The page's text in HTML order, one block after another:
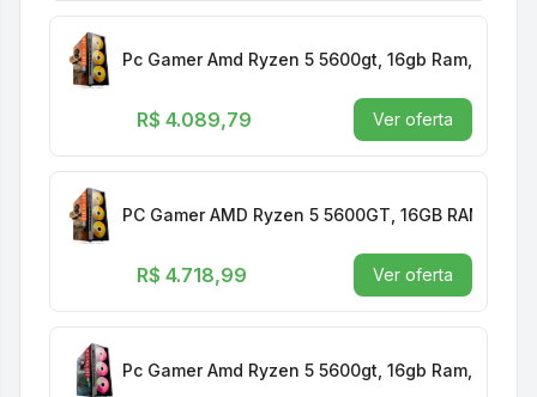
Pc Gamer Amd Ryzen 5 5600gt, 16gb Ram,
R$ 4.089,79 Ver oferta
PC Gamer AMD Ryzen 5 5600GT, 16GB RAM,
R$ 4.718,99 Ver oferta
Pc Gamer Amd Ryzen 5 5600gt, 16gb Ram,